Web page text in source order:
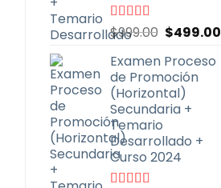
Valorado
con
5
$999.00 El
original
era:
$999.00.
$499.00
Examen Proceso
de Promoción
(Horizontal)
Secundaria +
Temario
Desarrollado +
Curso 2024